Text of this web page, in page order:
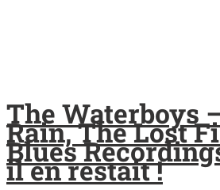
The Waterboys
Rain, The Lost
Blues
il en restait !